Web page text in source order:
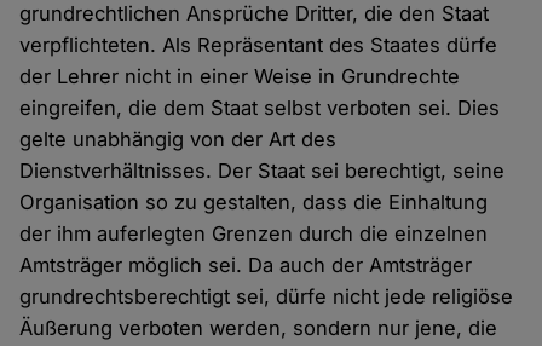
grundrechtlichen Ansprüche Dritter, die den Staat
verpflichteten. Als Repräsentant des Staates dürfe
der Lehrer nicht in einer Weise in Grundrechte
eingreifen, die dem Staat selbst verboten sei. Dies
gelte unabhängig von der Art des
Dienstverhältnisses. Der Staat sei berechtigt, seine
Organisation so zu gestalten, dass die Einhaltung
der ihm auferlegten Grenzen durch die einzelnen
Amtsträger möglich sei. Da auch der Amtsträger
grundrechtsberechtigt sei, dürfe nicht jede religiöse
Äußerung verboten werden, sondern nur jene, die